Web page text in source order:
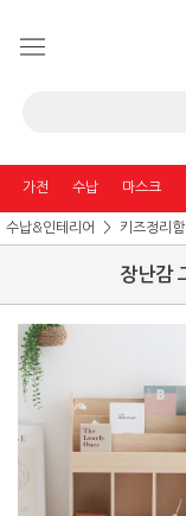
가전 수납 마스크
수납&인테리어 키즈정리
장난감